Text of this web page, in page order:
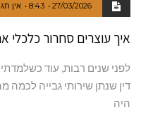
27/03/2026
8:43 אין
איך עוצרים סחרור כלכלי
לפני שנים רבות, עוד
דין שנתן שירותי גבייה לכמה
היה